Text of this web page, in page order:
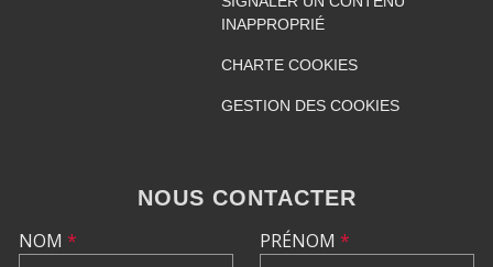
INAPPROPRIÉ
CHARTE COOKIES
GESTION DES COOKIES
NOUS CONTACTER
NOM * PRÉNOM *